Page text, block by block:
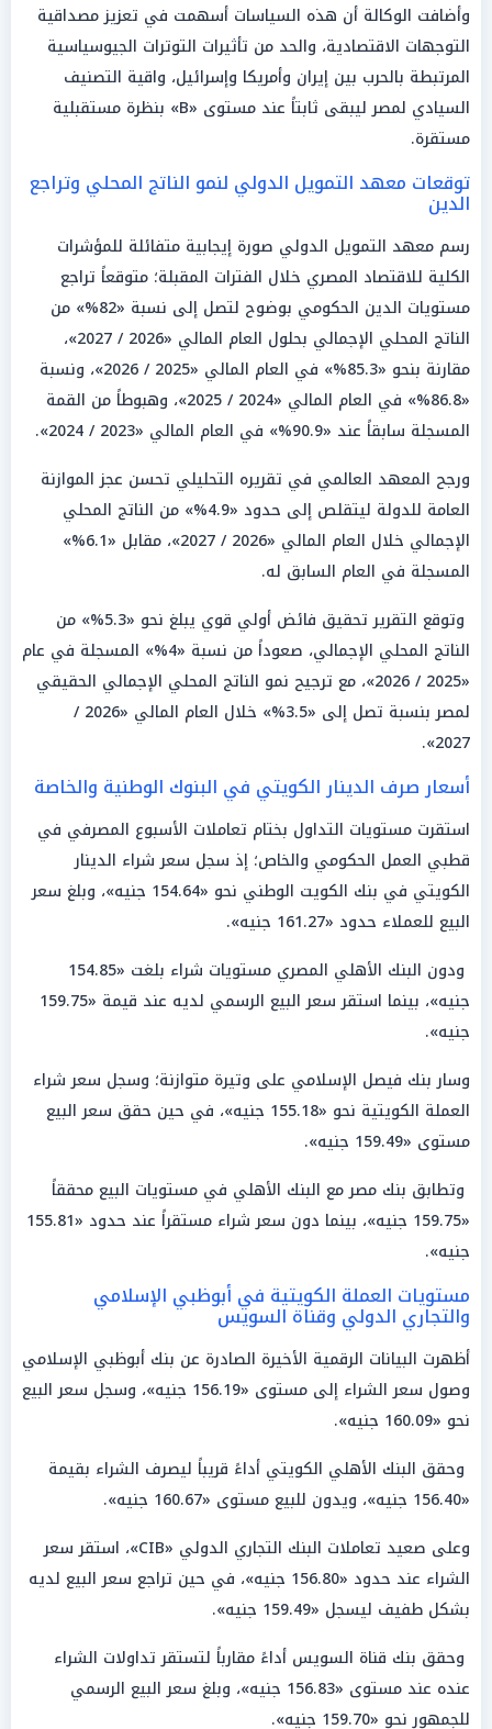
وأضافت الوكالة أن هذه السياسات أسهمت في تعزيز مصداقية
التوجهات الاقتصادية، والحد من تأثيرات التوترات الجيوسياسية
المرتبطة بالحرب بين إيران وأمريكا وإسرائيل، واقية التصنيف
السيادي لمصر ليبقى ثابتاً عند مستوى «B» بنظرة مستقبلية
مستقرة.
توقعات معهد التمويل الدولي لنمو الناتج المحلي وتراجع
الدين
رسم معهد التمويل الدولي صورة إيجابية متفائلة للمؤشرات
الكلية للاقتصاد المصري خلال الفترات المقبلة؛ متوقعاً تراجع
مستويات الدين الحكومي بوضوح لتصل إلى نسبة «82%» من
الناتج المحلي الإجمالي بحلول العام المالي «2026 / 2027»،
مقارنة بنحو «85.3%» في العام المالي «2025 / 2026»، ونسبة
«86.8%» في العام المالي «2024 / 2025»، وهبوطاً من القمة
المسجلة سابقاً عند «90.9%» في العام المالي «2023 / 2024».
ورجح المعهد العالمي في تقريره التحليلي تحسن عجز الموازنة
العامة للدولة ليتقلص إلى حدود «4.9%» من الناتج المحلي
الإجمالي خلال العام المالي «2026 / 2027»، مقابل «6.1%»
المسجلة في العام السابق له.
وتوقع التقرير تحقيق فائض أولي قوي يبلغ نحو «5.3%» من
الناتج المحلي الإجمالي، صعوداً من نسبة «4%» المسجلة في عام
«2025 / 2026»، مع ترجيح نمو الناتج المحلي الإجمالي الحقيقي
لمصر بنسبة تصل إلى «3.5%» خلال العام المالي «2026 /
2027».
أسعار صرف الدينار الكويتي في البنوك الوطنية والخاصة
استقرت مستويات التداول بختام تعاملات الأسبوع المصرفي في
قطبي العمل الحكومي والخاص؛ إذ سجل سعر شراء الدينار
الكويتي في بنك الكويت الوطني نحو «154.64 جنيه»، وبلغ سعر
البيع للعملاء حدود «161.27 جنيه».
ودون البنك الأهلي المصري مستويات شراء بلغت «154.85
جنيه»، بينما استقر سعر البيع الرسمي لديه عند قيمة «159.75
جنيه».
وسار بنك فيصل الإسلامي على وتيرة متوازنة؛ وسجل سعر شراء
العملة الكويتية نحو «155.18 جنيه»، في حين حقق سعر البيع
مستوى «159.49 جنيه».
وتطابق بنك مصر مع البنك الأهلي في مستويات البيع محققاً
«159.75 جنيه»، بينما دون سعر شراء مستقراً عند حدود «155.81
جنيه».
مستويات العملة الكويتية في أبوظبي الإسلامي
والتجاري الدولي وقناة السويس
أظهرت البيانات الرقمية الأخيرة الصادرة عن بنك أبوظبي الإسلامي
وصول سعر الشراء إلى مستوى «156.19 جنيه»، وسجل سعر البيع
نحو «160.09 جنيه».
وحقق البنك الأهلي الكويتي أداءً قريباً ليصرف الشراء بقيمة
«156.40 جنيه»، ويدون للبيع مستوى «160.67 جنيه».
وعلى صعيد تعاملات البنك التجاري الدولي «CIB»، استقر سعر
الشراء عند حدود «156.80 جنيه»، في حين تراجع سعر البيع لديه
بشكل طفيف ليسجل «159.49 جنيه».
وحقق بنك قناة السويس أداءً مقارباً لتستقر تداولات الشراء
عنده عند مستوى «156.83 جنيه»، وبلغ سعر البيع الرسمي
للجمهور نحو «159.70 جنيه».